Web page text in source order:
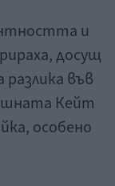
и
досущ
разлика във
Кейт
особено